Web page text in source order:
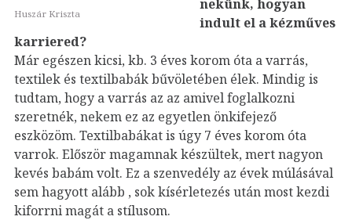
Huszár Kriszta
nekünk, hogyan
indult el a kézműves
karriered?
Már egészen kicsi, kb. 3 éves korom óta a varrás,
textilek és textilbabák bűvöletében élek. Mindig is
tudtam, hogy a varrás az az amivel foglalkozni
szeretnék, nekem ez az egyetlen önkifejező
eszközöm. Textilbabákat is úgy 7 éves korom óta
varrok. Először magamnak készültek, mert nagyon
kevés babám volt. Ez a szenvedély az évek múlásával
sem hagyott alább , sok kísérletezés után most kezdi
kiforrni magát a stílusom.